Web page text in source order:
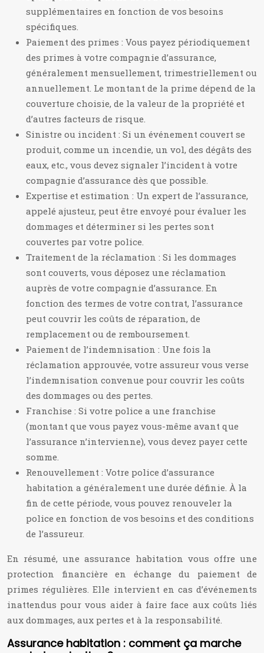
supplémentaires en fonction de vos besoins
spécifiques.
Paiement des primes : Vous payez périodiquement
des primes à votre compagnie d’assurance,
généralement mensuellement, trimestriellement ou
annuellement. Le montant de la prime dépend de la
couverture choisie, de la valeur de la propriété et
d’autres facteurs de risque.
Sinistre ou incident : Si un événement couvert se
produit, comme un incendie, un vol, des dégâts des
eaux, etc., vous devez signaler l’incident à votre
compagnie d’assurance dès que possible.
Expertise et estimation : Un expert de l’assurance,
appelé ajusteur, peut être envoyé pour évaluer les
dommages et déterminer si les pertes sont
couvertes par votre police.
Traitement de la réclamation : Si les dommages
sont couverts, vous déposez une réclamation
auprès de votre compagnie d’assurance. En
fonction des termes de votre contrat, l’assurance
peut couvrir les coûts de réparation, de
remplacement ou de remboursement.
Paiement de l’indemnisation : Une fois la
réclamation approuvée, votre assureur vous verse
l’indemnisation convenue pour couvrir les coûts
des dommages ou des pertes.
Franchise : Si votre police a une franchise
(montant que vous payez vous-même avant que
l’assurance n’intervienne), vous devez payer cette
somme.
Renouvellement : Votre police d’assurance
habitation a généralement une durée définie. À la
fin de cette période, vous pouvez renouveler la
police en fonction de vos besoins et des conditions
de l’assureur.
En résumé, une assurance habitation vous offre une
protection financière en échange du paiement de
primes régulières. Elle intervient en cas d’événements
inattendus pour vous aider à faire face aux coûts liés
aux dommages, aux pertes et à la responsabilité.
Assurance habitation : comment ça marche